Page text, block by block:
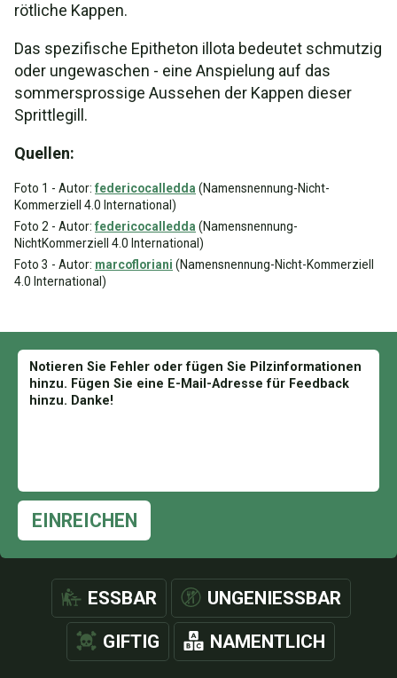
rötliche Kappen.
Das spezifische Epitheton illota bedeutet schmutzig
oder ungewaschen - eine Anspielung auf das
sommersprossige Aussehen der Kappen dieser
Sprittlegill.
Quellen:
Foto 1 - Autor: federicocalledda (Namensnennung-Nicht-
Kommerziell 4.0 International)
Foto 2 - Autor: federicocalledda (Namensnennung-
NichtKommerziell 4.0 International)
Foto 3 - Autor: marcofloriani (Namensnennung-Nicht-Kommerziell
4.0 International)
EINREICHEN
ESSBAR UNGENIESSBAR
GIFTIG NAMENTLICH